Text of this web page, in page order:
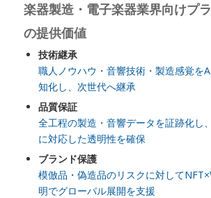
楽器製造・電子楽器業界向けプ
の提供価値
技術継承
職人ノウハウ・音響技術・製造感覚を
知化し、次世代へ継承
品質保証
全工程の製造・音響データを証跡化し
に対応した透明性を確保
ブランド保護
模倣品・偽造品のリスクに対して
明でグローバル展開を支援